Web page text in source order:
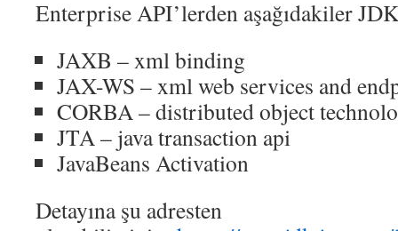
Enterprise API’lerden aşağıdakiler
JAXB – xml binding
JAX-WS – xml web services and
CORBA – distributed object
JTA – java transaction api
JavaBeans Activation
Detayına şu adresten